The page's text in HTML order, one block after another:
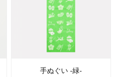
手ぬぐい -緑-